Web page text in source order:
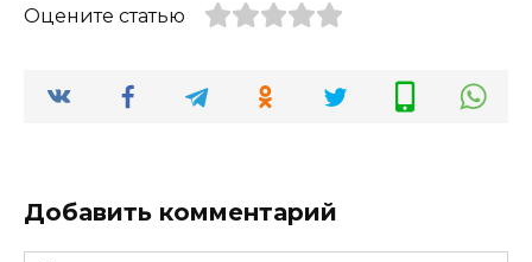
Оцените статью
Добавить комментарий